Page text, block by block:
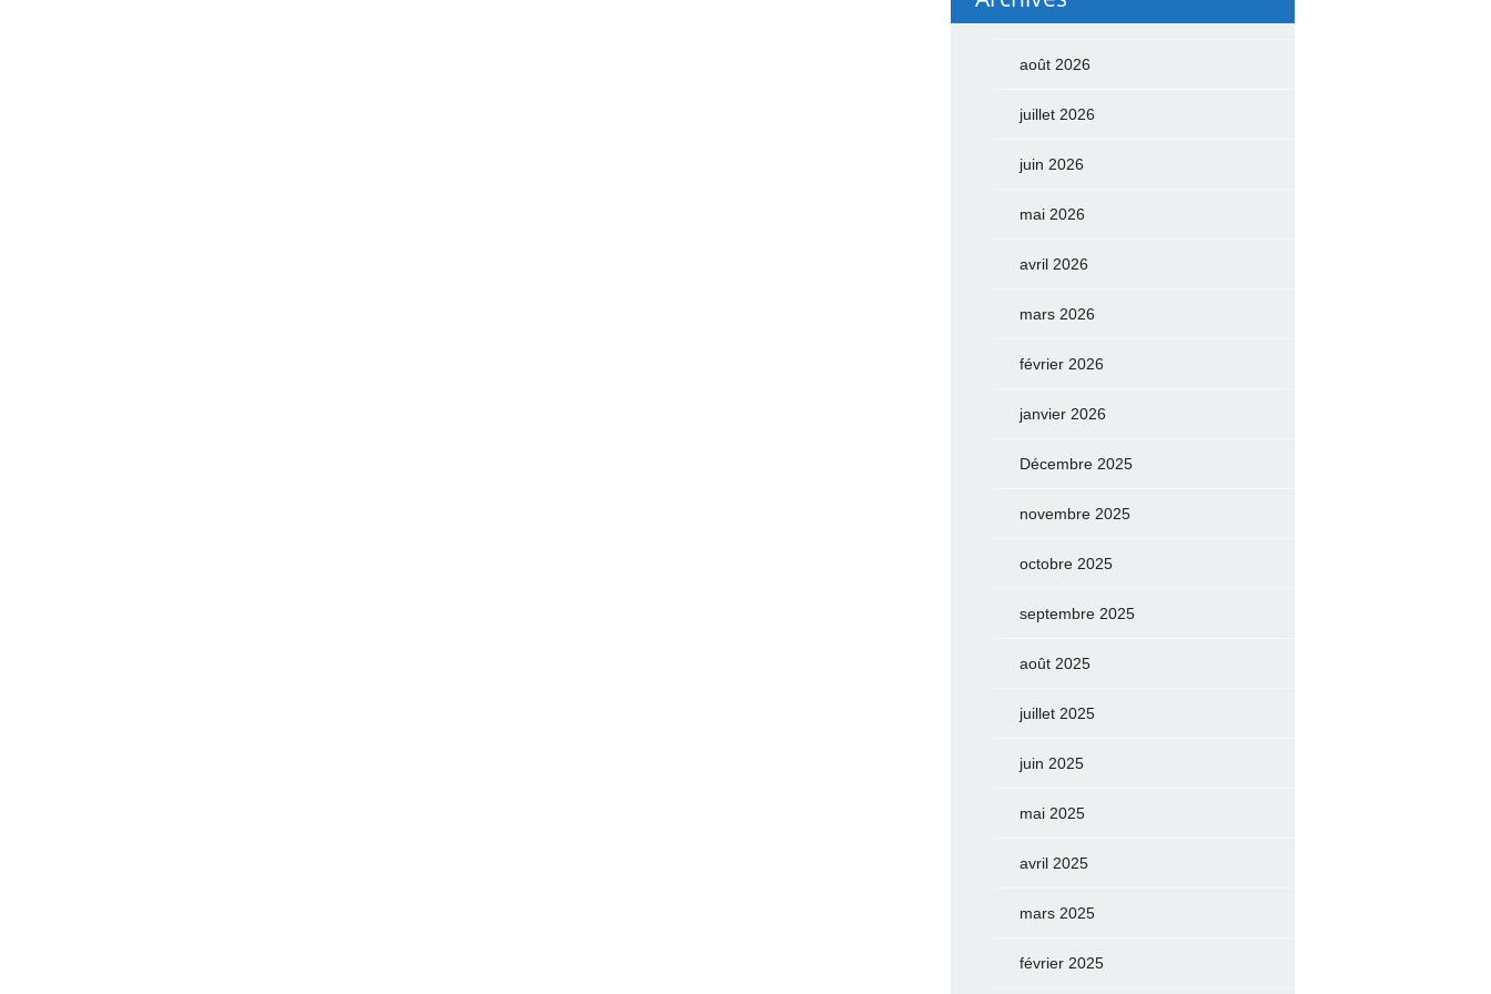
août 2026
juillet 2026
juin 2026
mai 2026
avril 2026
mars 2026
février 2026
janvier 2026
Décembre 2025
novembre 2025
octobre 2025
septembre 2025
août 2025
juillet 2025
juin 2025
mai 2025
avril 2025
mars 2025
février 2025